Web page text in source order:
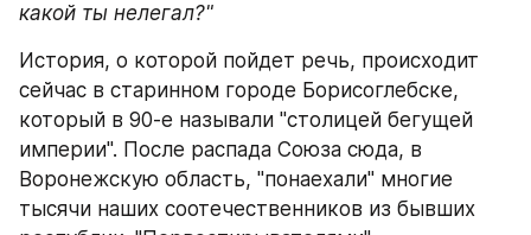
какой ты нелегал?"
История, о которой пойдет речь, происходит
сейчас в старинном городе Борисоглебске,
который в 90-е называли "столицей бегущей
империи". После распада Союза сюда, в
Воронежскую область, "понаехали" многие
тысячи наших соотечественников из бывших